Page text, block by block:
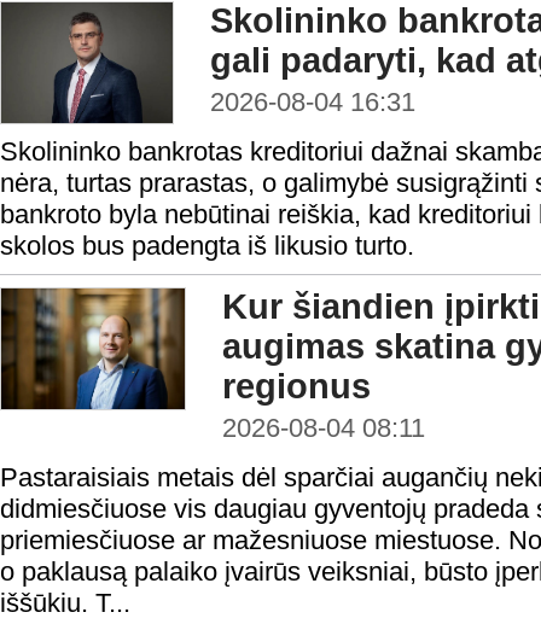
Skolininko
gali padaryti, kad
2026-08-04 16:31
Skolininko bankrotas kreditoriui dažnai
nėra, turtas prarastas, o galimybė susigrąžinti
bankroto byla nebūtinai reiškia, kad
skolos bus padengta iš likusio turto.
Kur šiandien
augimas skatina
regionus
2026-08-04 08:11
Pastaraisiais metais dėl sparčiai augančių
didmiesčiuose vis daugiau gyventojų pradeda
priemiesčiuose ar mažesniuose miestuose.
o paklausą palaiko įvairūs veiksniai, būsto
iššūkiu. T...